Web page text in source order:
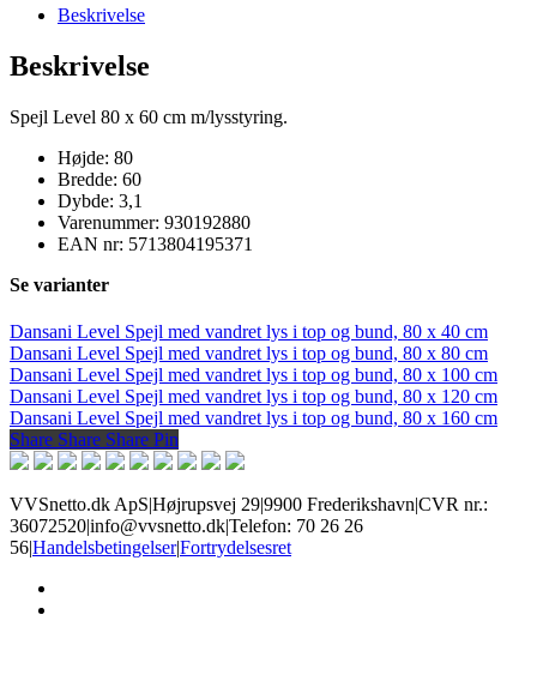
og
80
x
cm
antal
Beskrivelse
Beskrivelse
Spejl Level 80 x 60 cm m/lysstyring.
Højde: 80
Bredde: 60
Dybde: 3,1
Varenummer: 930192880
EAN nr: 5713804195371
Se varianter
Dansani Level Spejl med vandret lys i top og bund, 80 x 40 cm
Dansani Level Spejl med vandret lys i top og bund, 80 x 80 cm
Dansani Level Spejl med vandret lys i top og bund, 80 x 100 cm
Dansani Level Spejl med vandret lys i top og bund, 80 x 120 cm
Dansani Level Spejl med vandret lys i top og bund, 80 x 160 cm
Share
Share Share Share Pin
VVSnetto.dk ApS|Højrupsvej 29|9900 Frederikshavn|CVR nr.:
36072520|info@vvsnetto.dk|Telefon: 70 26 26
56|Handelsbetingelser|Fortrydelsesret